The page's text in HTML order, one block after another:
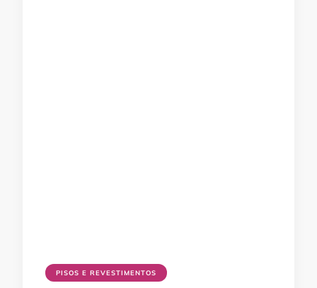
PISOS E REVESTIMENTOS